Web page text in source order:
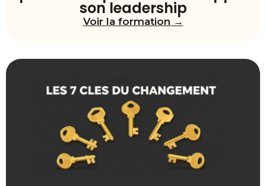
son leadership
Voir la formation →